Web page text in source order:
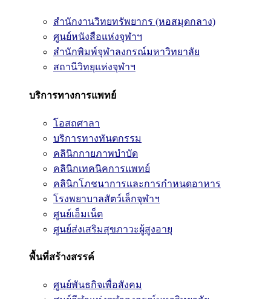
สำนักงานวิทยทรัพยากร (หอสมุดกลาง)
ศูนย์หนังสือแห่งจุฬาฯ
สำนักพิมพ์จุฬาลงกรณ์มหาวิทยาลัย
สถานีวิทยุแห่งจุฬาฯ
บริการทางการแพทย์
โอสถศาลา
บริการทางทันตกรรม
คลินิกกายภาพบำบัด
คลินิกเทคนิคการแพทย์
คลินิกโภชนาการและการกำหนดอาหาร
โรงพยาบาลสัตว์เล็กจุฬาฯ
ศูนย์เอ็มเน็ต
ศูนย์ส่งเสริมสุขภาวะผู้สูงอายุ
พื้นที่สร้างสรรค์
ศูนย์พันธกิจเพื่อสังคม